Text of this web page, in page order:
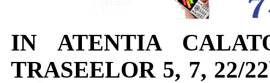
IN ATENTIA
TRASEELOR 5, 7, 22/